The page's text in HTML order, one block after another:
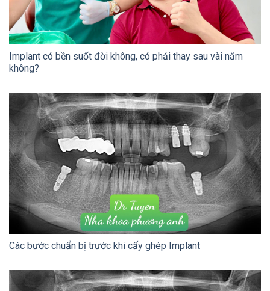
Implant có bền suốt đời không, có phải thay sau vài năm
không?
Các bước chuẩn bị trước khi cấy ghép Implant